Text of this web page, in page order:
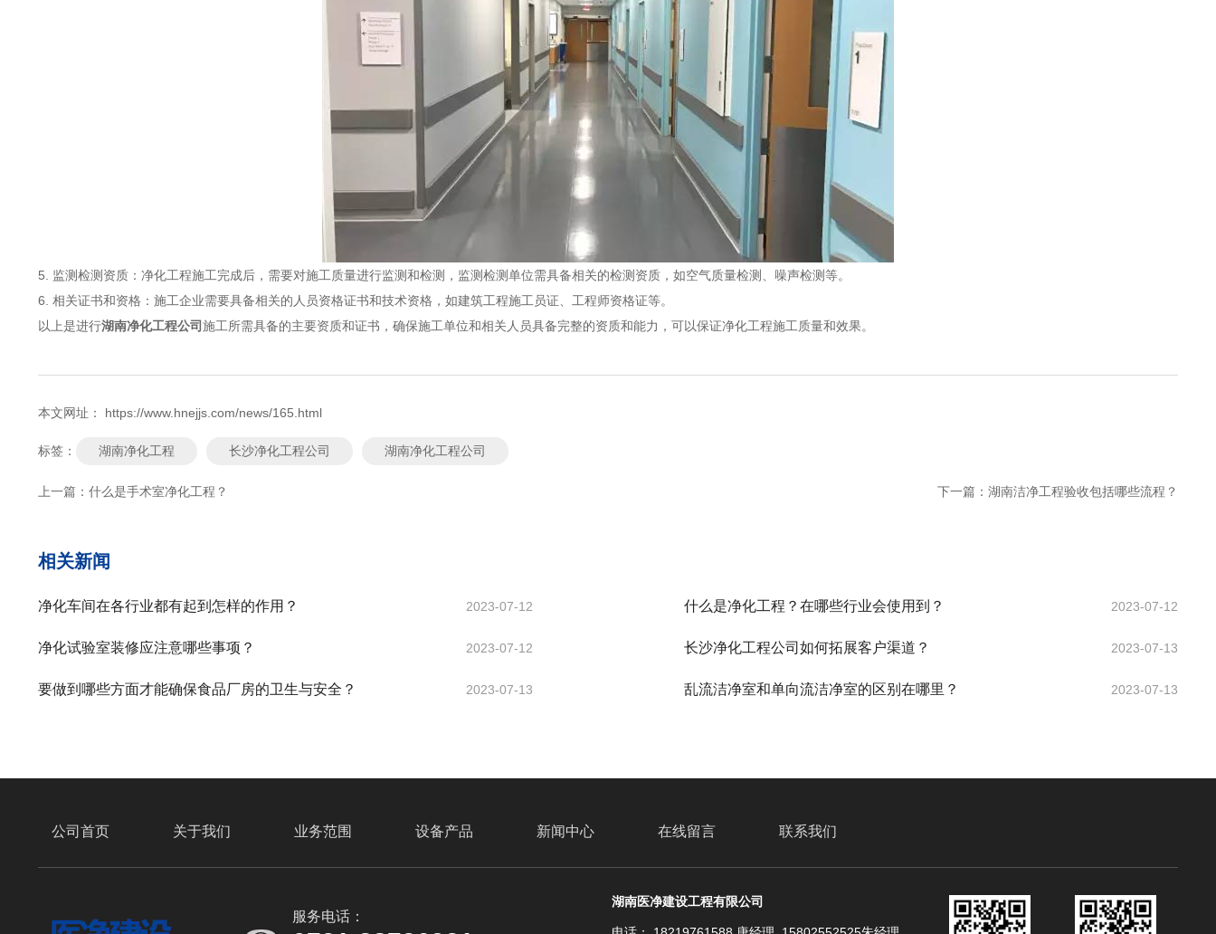
5. 监测检测资质：净化工程施工完成后，需要对施工质量进行监测和检测，监测检测单位需具备相关的检测资质，如空气质量检测、噪声检测等。
6. 相关证书和资格：施工企业需要具备相关的人员资格证书和技术资格，如建筑工程施工员证、工程师资格证等。
以上是进行湖南净化工程公司施工所需具备的主要资质和证书，确保施工单位和相关人员具备完整的资质和能力，可以保证净化工程施工质量和效果。
本文网址： https://www.hnejjs.com/news/165.html
标签： 湖南净化工程 长沙净化工程公司 湖南净化工程公司
上一篇： 什么是手术室净化工程？ 下一篇： 湖南洁净工程验收包括哪些流程？
相关新闻
2023-07-12
净化车间在各行业都有起到怎样的作用？ 2023-07-12
什么是净化工程？在哪些行业会使用到？
2023-07-12
净化试验室装修应注意哪些事项？ 2023-07-13
长沙净化工程公司如何拓展客户渠道？
2023-07-13
要做到哪些方面才能确保食品厂房的卫生与安全？ 2023-07-13
乱流洁净室和单向流洁净室的区别在哪里？
公司首页 关于我们 业务范围 设备产品 新闻中心 在线留言 联系我们
服务电话：
湖南医净建设工程有限公司